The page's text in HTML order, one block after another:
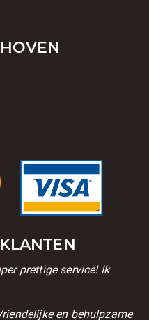
prettige service! Ik
en behulpzame